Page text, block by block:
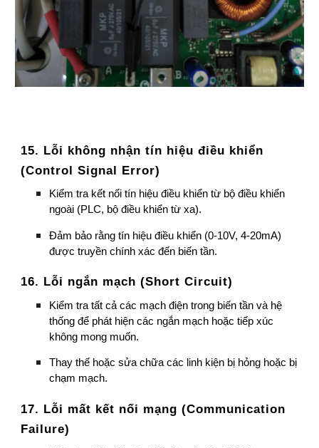
15. Lỗi không nhận tín hiệu điều khiển
(Control Signal Error)
Kiểm tra kết nối tín hiệu điều khiển từ bộ điều khiển
ngoài (PLC, bộ điều khiển từ xa).
Đảm bảo rằng tín hiệu điều khiển (0-10V, 4-20mA)
được truyền chính xác đến biến tần.
16. Lỗi ngắn mạch (Short Circuit)
Kiểm tra tất cả các mạch điện trong biến tần và hệ
thống để phát hiện các ngắn mạch hoặc tiếp xúc
không mong muốn.
Thay thế hoặc sửa chữa các linh kiện bị hỏng hoặc bị
chạm mạch.
17. Lỗi mất kết nối mạng (Communication
Failure)